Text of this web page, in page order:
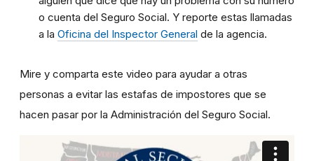
o cuenta del Seguro Social. Y reporte estas llamadas
a la Oficina del Inspector General de la agencia.
Mire y comparta este video para ayudar a otras
personas a evitar las estafas de impostores que se
hacen pasar por la Administración del Seguro Social.